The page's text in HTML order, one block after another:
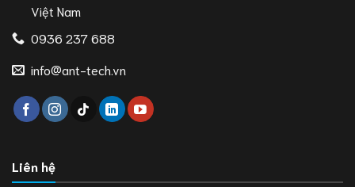
Việt Nam
0936 237 688
info@ant-tech.vn
Liên hệ